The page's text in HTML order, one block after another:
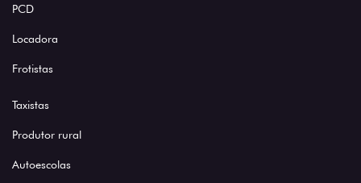
PCD
Locadora
Frotistas
Taxistas
Produtor rural
Autoescolas